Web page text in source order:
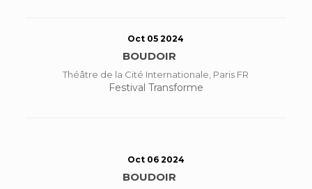
Oct 05 2024
BOUDOIR
Théâtre de la Cité Internationale, Paris FR
Festival Transforme
Oct 06 2024
BOUDOIR